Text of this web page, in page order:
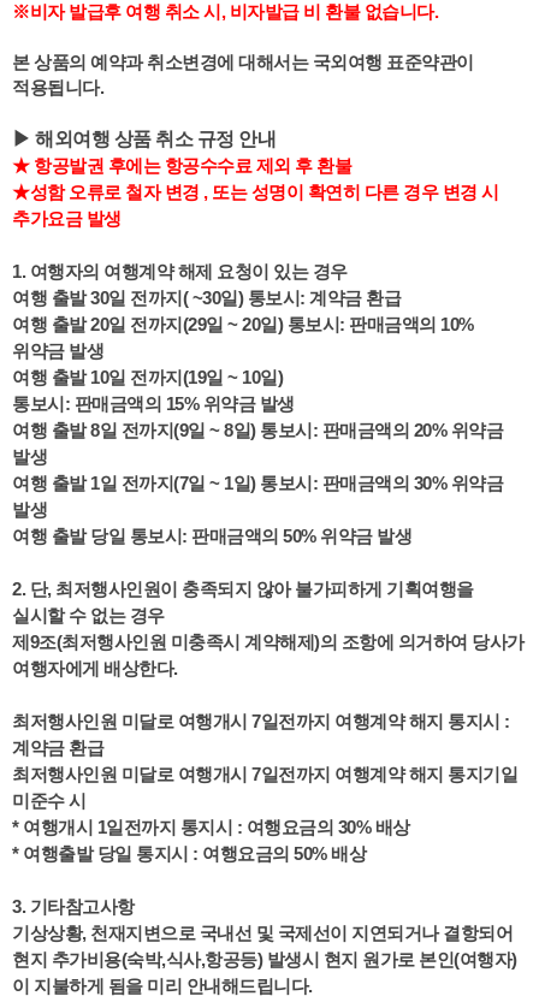
※비자 발급후 여행 취소 시, 비자발급 비 환불 없습니다.
본 상품의 예약과 취소변경에 대해서는 국외여행 표준약관이
적용됩니다.
▶ 해외여행 상품 취소 규정 안내
★ 항공발권 후에는 항공수수료 제외 후 환불
★성함 오류로 철자 변경 , 또는 성명이 확연히 다른 경우 변경 시
추가요금 발생
1. 여행자의 여행계약 해제 요청이 있는 경우
여행 출발 30일 전까지( ~30일) 통보시: 계약금 환급
여행 출발 20일 전까지(29일 ~ 20일) 통보시: 판매금액의 10%
위약금 발생
여행 출발 10일 전까지(19일 ~ 10일)
통보시: 판매금액의 15% 위약금 발생
여행 출발 8일 전까지(9일 ~ 8일) 통보시: 판매금액의 20% 위약금
발생
여행 출발 1일 전까지(7일 ~ 1일) 통보시: 판매금액의 30% 위약금
발생
여행 출발 당일 통보시: 판매금액의 50% 위약금 발생
2. 단, 최저행사인원이 충족되지 않아 불가피하게 기획여행을
실시할 수 없는 경우
제9조(최저행사인원 미충족시 계약해제)의 조항에 의거하여 당사가
여행자에게 배상한다.
최저행사인원 미달로 여행개시 7일전까지 여행계약 해지 통지시 :
계약금 환급
최저행사인원 미달로 여행개시 7일전까지 여행계약 해지 통지기일
미준수 시
* 여행개시 1일전까지 통지시 : 여행요금의 30% 배상
* 여행출발 당일 통지시 : 여행요금의 50% 배상
3. 기타참고사항
기상상황, 천재지변으로 국내선 및 국제선이 지연되거나 결항되어
현지 추가비용(숙박,식사,항공등) 발생시 현지 원가로 본인(여행자)
이 지불하게 됨을 미리 안내해드립니다.